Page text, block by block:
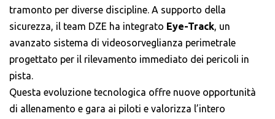
tramonto per diverse discipline. A supporto della
sicurezza, il team DZE ha integrato Eye-Track, un
avanzato sistema di videosorveglianza perimetrale
progettato per il rilevamento immediato dei pericoli in
pista.
Questa evoluzione tecnologica offre nuove opportunità
di allenamento e gara ai piloti e valorizza l’intero